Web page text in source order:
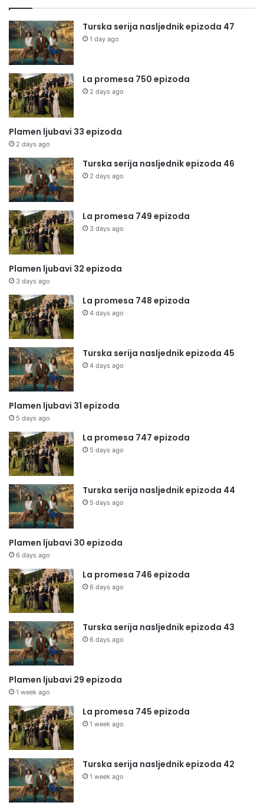
Turska serija nasljednik epizoda 47
1 day ago
La promesa 750 epizoda
2 days ago
Plamen ljubavi 33 epizoda
2 days ago
Turska serija nasljednik epizoda 46
2 days ago
La promesa 749 epizoda
3 days ago
Plamen ljubavi 32 epizoda
3 days ago
La promesa 748 epizoda
4 days ago
Turska serija nasljednik epizoda 45
4 days ago
Plamen ljubavi 31 epizoda
5 days ago
La promesa 747 epizoda
5 days ago
Turska serija nasljednik epizoda 44
5 days ago
Plamen ljubavi 30 epizoda
6 days ago
La promesa 746 epizoda
6 days ago
Turska serija nasljednik epizoda 43
6 days ago
Plamen ljubavi 29 epizoda
1 week ago
La promesa 745 epizoda
1 week ago
Turska serija nasljednik epizoda 42
1 week ago